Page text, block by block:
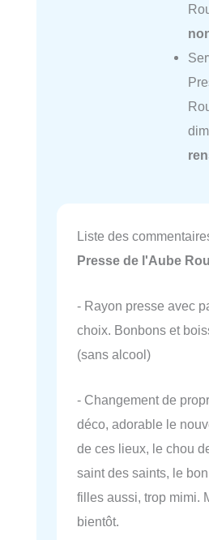
Liste des
Presse de l'Aube
- Rayon presse avec
choix. Bonbons et
(sans alcool)
- Changement de
déco, adorable le
de ces lieux, le chou
saint des saints, le
filles aussi, trop mimi.
bientôt.